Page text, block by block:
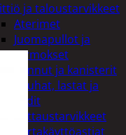
ja taloustarvikkeet
Aterimet
Juomapullot ja
termokset
Kannut ja kanisterit
Kauhat, lastat ja
sudit
Kattaustarvikkeet
Kertakäyttöastiat